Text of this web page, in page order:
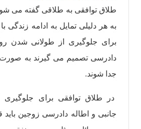
طلاق توافقی به طلاقی گفته می
به هر دلیلی تمایل به ادامه زندگی با
برای جلوگیری از طولانی شدن
دادرسی تصمیم می گیرند به صورت
جدا شوند.
در طلاق توافقی برای جلوگیری
جانبی و اطاله دادرسی زوجین باید